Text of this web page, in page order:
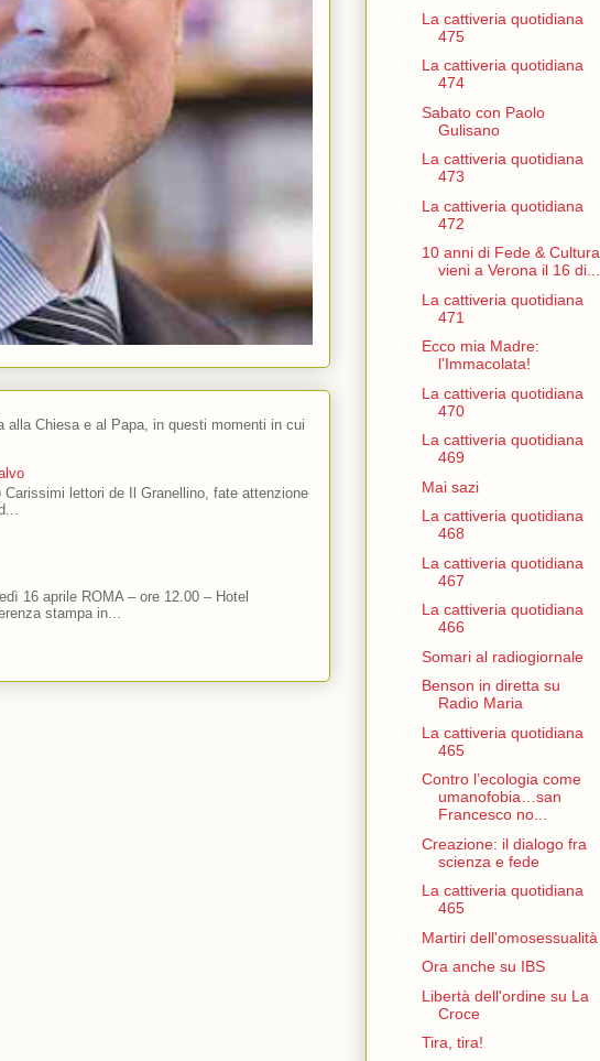
Chiesa e al Papa, in questi momenti in cui
lettori de Il Granellino, fate attenzione
16 aprile ROMA – ore 12.00 – Hotel
stampa in...
La cattiveria quotidiana
475
La cattiveria quotidiana
474
Sabato con Paolo
Gulisano
La cattiveria quotidiana
473
La cattiveria quotidiana
472
10 anni di Fede & Cultura,
vieni a Verona il 16 di...
La cattiveria quotidiana
471
Ecco mia Madre:
l'Immacolata!
La cattiveria quotidiana
470
La cattiveria quotidiana
469
Mai sazi
La cattiveria quotidiana
468
La cattiveria quotidiana
467
La cattiveria quotidiana
466
Somari al radiogiornale
Benson in diretta su
Radio Maria
La cattiveria quotidiana
465
Contro l’ecologia come
umanofobia…san
Francesco no...
Creazione: il dialogo fra
scienza e fede
La cattiveria quotidiana
465
Martiri dell'omosessualità
Ora anche su IBS
Libertà dell'ordine su La
Croce
Tira, tira!